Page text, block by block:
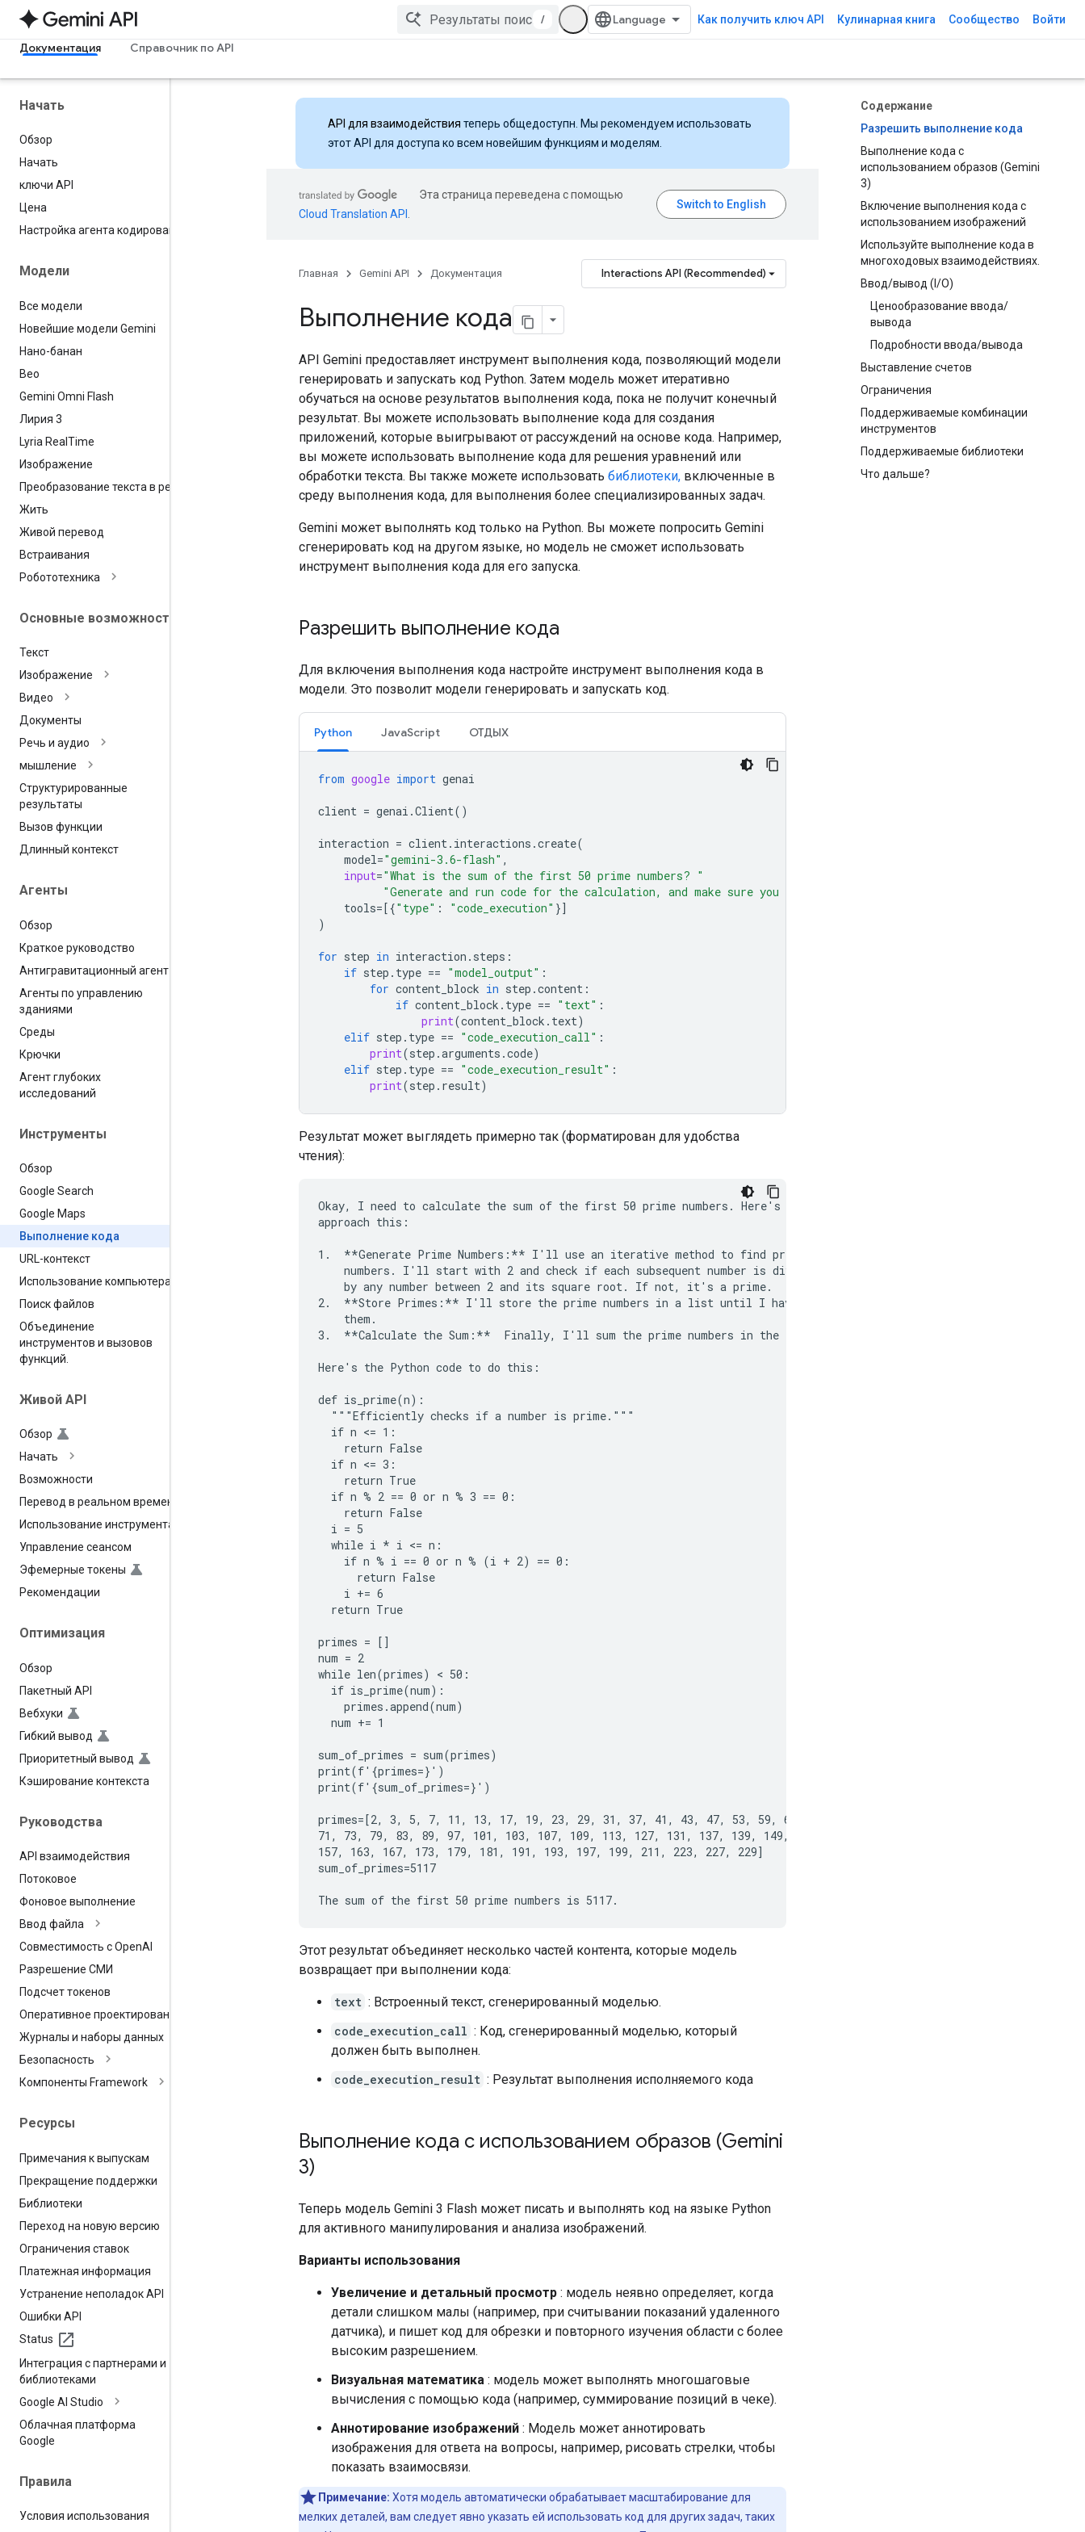
/ Как получить ключ API Кулинарная книга Сообщество Войти
Документация Справочник по API
Начать
Обзор
Начать
ключи API
Цена
Настройка агента кодирования
Модели
Все модели
Новейшие модели Gemini
Нано-банан
Вео
Gemini Omni Flash
Лирия 3
Lyria Real Time
Изображение
Преобразование текста в речь
Жить
Живой перевод
Встраивания
Робототехника
Основные возможности
Текст
Изображение
Видео
Документы
Речь и аудио
мышление
Структурированные
результаты
Вызов функции
Длинный контекст
Агенты
Обзор
Краткое руководство
Антигравитационный агент
Агенты по управлению
зданиями
Среды
Крючки
Агент глубоких
исследований
Инструменты
Обзор
Google Search
Google Maps
Выполнение кода
URL-контекст
Использование компьютера
Поиск файлов
Объединение
инструментов и вызовов
функций
Живой API
Обзор
Начать
Возможности
Перевод в реальном времени
Использование инструмента
Управление сеансом
Эфемерные токены
Рекомендации
Оптимизация
Обзор
Пакетный API
Вебхуки
Гибкий вывод
Приоритетный вывод
Кэширование контекста
Руководства
API взаимодействия
Потоковое
Фоновое выполнение
Ввод файла
Совместимость с OpenAI
Разрешение СМИ
Подсчет токенов
Оперативное проектирование
Журналы и наборы данных
Безопасность
Компоненты Framework
Ресурсы
Примечания к выпускам
Прекращение поддержки
Библиотеки
Переход на новую версию
Ограничения ставок
Платежная информация
Устранение неполадок API
Ошибки API
Status
Интеграция с партнерами и
библиотеками
Google AI Studio
Облачная платформа
Google
Правила
Условия использования
Содержание
Разрешить выполнение кода
Выполнение кода с
использованием образов (Gemini
3)
Включение выполнения кода с
использованием изображений
Используйте выполнение кода в
многоходовых взаимодействиях.
Ввод/вывод (I/O)
Ценообразование ввода/
вывода
Подробности ввода/вывода
Выставление счетов
Ограничения
Поддерживаемые комбинации
инструментов
Поддерживаемые библиотеки
Что дальше?
API для взаимодействия теперь общедоступн. Мы рекомендуем использовать
этот API для доступа ко всем новейшим функциям и моделям.
Эта страница переведена с помощью
Cloud Translation API
Главная Gemini API Документация Interactions API (Recommended)
Выполнение кода
API Gemini предоставляет инструмент выполнения кода, позволяющий модели
генерировать и запускать код Python. Затем модель может итеративно
обучаться на основе результатов выполнения кода, пока не получит конечный
результат. Вы можете использовать выполнение кода для создания
приложений, которые выигрывают от рассуждений на основе кода. Например,
вы можете использовать выполнение кода для решения уравнений или
обработки текста. Вы также можете использовать библиотеки, включенные в
среду выполнения кода, для выполнения более специализированных задач.
Gemini может выполнять код только на Python. Вы можете попросить Gemini
сгенерировать код на другом языке, но модель не сможет использовать
инструмент выполнения кода для его запуска.
Разрешить выполнение кода
Для включения выполнения кода настройте инструмент выполнения кода в
модели. Это позволит модели генерировать и запускать код.
Python JavaScript ОТДЫХ
from google import genai
client = genai .Client()
interaction = client. interactions .create(
model="gemini-3.6-flash" ,
input="What is the sum of the first 50 prime numbers? "
"Generate and run code for the calculation, and make sure you get all 50."
tools=[{"type" : "code_execution" }]
)
for step in interaction . steps :
if step . type == "model_output" :
for content_block in step .content :
if content_block . type == "text" :
print(content_block . text)
elif step . type == "code_execution_call" :
print(step .arguments .code)
elif step . type == "code_execution_result" :
print(step . result)
Результат может выглядеть примерно так (форматирован для удобства
чтения):
Okay, I need to calculate the sum of the first 50 prime numbers. Here's how I'll
approach this:
1.  **Generate Prime Numbers:** I'll use an iterative method to find prime
    numbers. I'll start with 2 and check if each subsequent number is divisible
    by any number between 2 and its square root. If not, it's a prime.
2.  **Store Primes:** I'll store the prime numbers in a list until I have 50 of
    them.
3.  **Calculate the Sum:**  Finally, I'll sum the prime numbers in the list.
Here's the Python code to do this:
def is_prime(n):
  """Efficiently checks if a number is prime."""
  if n <= 1:
    return False
  if n <= 3:
    return True
  if n % 2 == 0 or n % 3 == 0:
    return False
  i = 5
  while i * i <= n:
    if n % i == 0 or n % (i + 2) == 0:
      return False
    i += 6
  return True
primes = []
num = 2
while len(primes) < 50:
  if is_prime(num):
    primes.append(num)
  num += 1
sum_of_primes = sum(primes)
print(f'{primes=}')
print(f'{sum_of_primes=}')
primes=[2, 3, 5, 7, 11, 13, 17, 19, 23, 29, 31, 37, 41, 43, 47, 53, 59, 61, 67,
71, 73, 79, 83, 89, 97, 101, 103, 107, 109, 113, 127, 131, 137, 139, 149, 151,
157, 163, 167, 173, 179, 181, 191, 193, 197, 199, 211, 223, 227, 229]
sum_of_primes=5117
Этот результат объединяет несколько частей контента, которые модель
возвращает при выполнении кода:
text : Встроенный текст, сгенерированный моделью.
code_execution_call : Код, сгенерированный моделью, который
должен быть выполнен.
code_execution_result : Результат выполнения исполняемого кода
Выполнение кода с использованием образов (Gemini
3)
Теперь модель Gemini 3 Flash может писать и выполнять код на языке Python
для активного манипулирования и анализа изображений.
Варианты использования
Увеличение и детальный просмотр : модель неявно определяет, когда
детали слишком малы (например, при считывании показаний удаленного
датчика), и пишет код для обрезки и повторного изучения области с более
высоким разрешением.
Визуальная математика : модель может выполнять многошаговые
вычисления с помощью кода (например, суммирование позиций в чеке).
Аннотирование изображений : Модель может аннотировать
изображения для ответа на вопросы, например, рисовать стрелки, чтобы
показать взаимосвязи.
Примечание: Хотя модель автоматически обрабатывает масштабирование для
мелких деталей, вам следует явно указать ей использовать код для других задач, таких